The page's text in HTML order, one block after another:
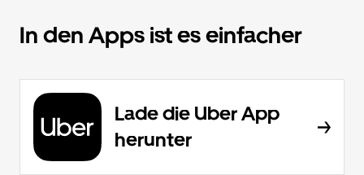
In den Apps ist es einfacher
Lade die Uber App
herunter